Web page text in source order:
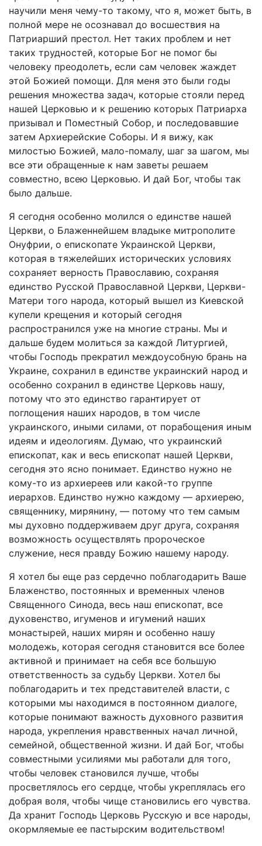
научили меня чему-то такому, что я, может быть, в
полной мере не осознавал до восшествия на
Патриарший престол. Нет таких проблем и нет
таких трудностей, которые Бог не помог бы
человеку преодолеть, если сам человек жаждет
этой Божией помощи. Для меня это были годы
решения множества задач, которые стояли перед
нашей Церковью и к решению которых Патриарха
призывал и Поместный Собор, и последовавшие
затем Архиерейские Соборы. И я вижу, как
милостью Божией, мало-помалу, шаг за шагом, мы
все эти обращенные к нам заветы решаем
совместно, всею Церковью. И дай Бог, чтобы так
было дальше.
Я сегодня особенно молился о единстве нашей
Церкви, о Блаженнейшем владыке митрополите
Онуфрии, о епископате Украинской Церкви,
которая в тяжелейших исторических условиях
сохраняет верность Православию, сохраняя
единство Русской Православной Церкви, Церкви-
Матери того народа, который вышел из Киевской
купели крещения и который сегодня
распространился уже на многие страны. Мы и
дальше будем молиться за каждой Литургией,
чтобы Господь прекратил междоусобную брань на
Украине, сохранил в единстве украинский народ и
особенно сохранил в единстве Церковь нашу,
потому что это единство гарантирует от
поглощения наших народов, в том числе
украинского, иными силами, от порабощения иным
идеям и идеологиям. Думаю, что украинский
епископат, как и весь епископат нашей Церкви,
сегодня это ясно понимает. Единство нужно не
кому-то из архиереев или какой-то группе
иерархов. Единство нужно каждому — архиерею,
священнику, мирянину, — потому что тем самым
мы духовно поддерживаем друг друга, сохраняя
возможность осуществлять пророческое
служение, неся правду Божию нашему народу.
Я хотел бы еще раз сердечно поблагодарить Ваше
Блаженство, постоянных и временных членов
Священного Синода, весь наш епископат, все
духовенство, игуменов и игумений наших
монастырей, наших мирян и особенно нашу
молодежь, которая сегодня становится все более
активной и принимает на себя все большую
ответственность за судьбу Церкви. Хотел бы
поблагодарить и тех представителей власти, с
которыми мы находимся в постоянном диалоге,
которые понимают важность духовного развития
народа, укрепления нравственных начал личной,
семейной, общественной жизни. И дай Бог, чтобы
совместными усилиями мы работали для того,
чтобы человек становился лучше, чтобы
просветлялось его сердце, чтобы укреплялась его
добрая воля, чтобы чище становились его чувства.
Да хранит Господь Церковь Русскую и все народы,
окормляемые ее пастырским водительством!